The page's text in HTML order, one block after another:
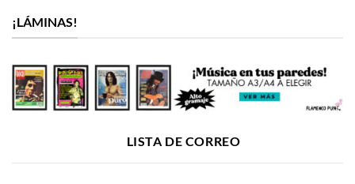
¡LÁMINAS!
LISTA DE CORREO